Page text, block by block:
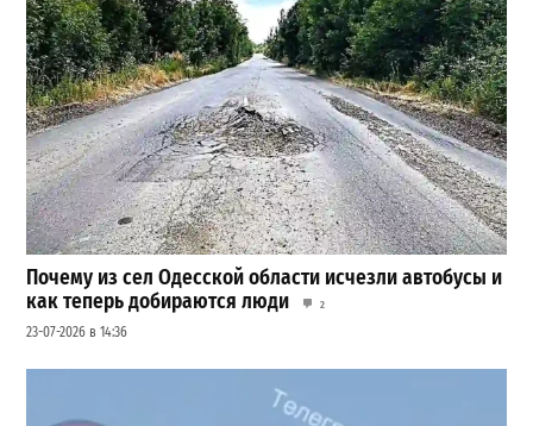
Почему из сел Одесской области исчезли автобусы и
как теперь добираются люди
2
23-07-2026 в 14:36